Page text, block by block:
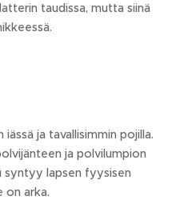
taudissa, mutta siinä
ja tavallisimmin pojilla.
ja polvilumpion
syntyy lapsen fyysisen
on arka.